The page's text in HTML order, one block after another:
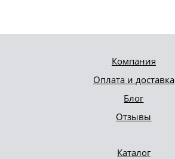
Компания
Оплата и доставка
Блог
Отзывы
Каталог